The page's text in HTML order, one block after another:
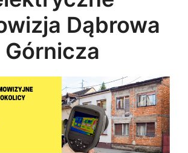
Dąbrowa
Górnicza